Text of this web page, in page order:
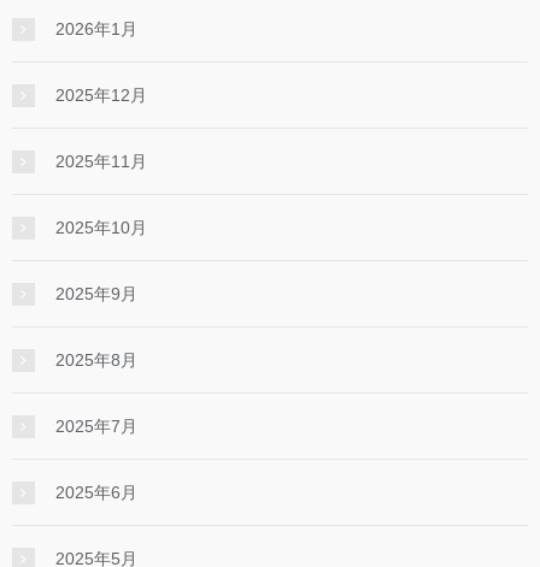
2026年1月
2025年12月
2025年11月
2025年10月
2025年9月
2025年8月
2025年7月
2025年6月
2025年5月